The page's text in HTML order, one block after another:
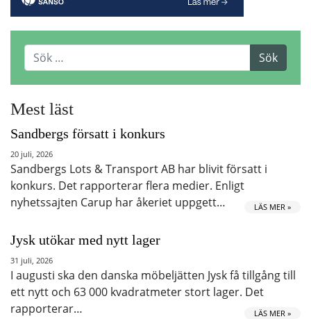
Mest läst
Sandbergs försatt i konkurs
20 juli, 2026
Sandbergs Lots & Transport AB har blivit försatt i
konkurs. Det rapporterar flera medier. Enligt
nyhetssajten Carup har åkeriet uppgett…
LÄS MER »
Jysk utökar med nytt lager
31 juli, 2026
I augusti ska den danska möbeljätten Jysk få tillgång till
ett nytt och 63 000 kvadratmeter stort lager. Det
rapporterar…
LÄS MER »